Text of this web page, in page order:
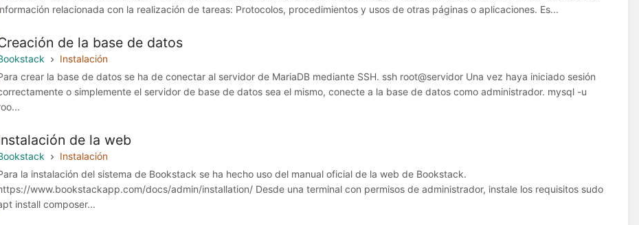
relacionada con la realización de tareas: Protocolos, procedimientos y usos de otras páginas o aplicaciones. Es...
de la base de datos
Instalación
crear la base de datos se ha de conectar al servidor de MariaDB mediante SSH. ssh root@servidor Una vez haya iniciado sesión
o simplemente el servidor de base de datos sea el mismo, conecte a la base de datos como administrador. mysql -u
de la web
Instalación
la instalación del sistema de Bookstack se ha hecho uso del manual oficial de la web de Bookstack.
www.bookstackapp.com/docs/admin/installation/ Desde una terminal con permisos de administrador, instale los requisitos sudo
install composer...